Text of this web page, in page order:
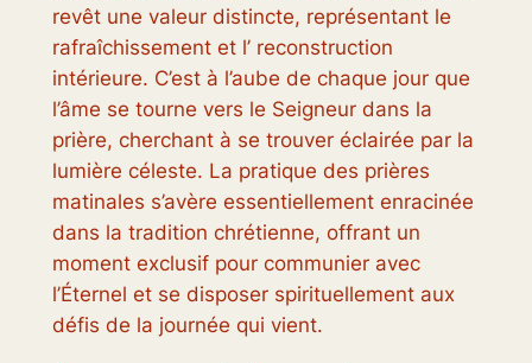
revêt une valeur distincte, représentant le
rafraîchissement et l’ reconstruction
intérieure. C’est à l’aube de chaque jour que
l’âme se tourne vers le Seigneur dans la
prière, cherchant à se trouver éclairée par la
lumière céleste. La pratique des prières
matinales s’avère essentiellement enracinée
dans la tradition chrétienne, offrant un
moment exclusif pour communier avec
l’Éternel et se disposer spirituellement aux
défis de la journée qui vient.